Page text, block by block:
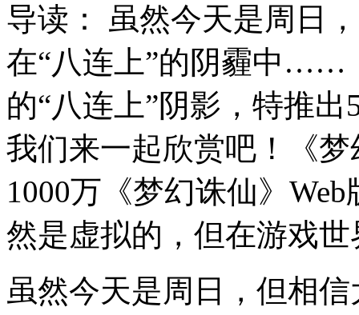
导读：
虽然今天是周日
在“八连上”的阴霾中……
的“八连上”阴影，特推出
我们来一起欣赏吧！《
1000万《梦幻诛仙》
然是虚拟的，但在游戏
虽然今天是周日，但相